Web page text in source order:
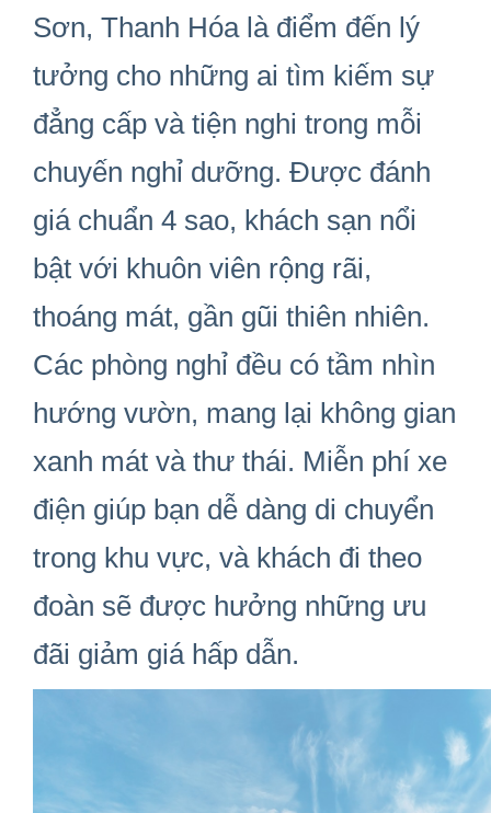
Sơn, Thanh Hóa là điểm đến lý
tưởng cho những ai tìm kiếm sự
đẳng cấp và tiện nghi trong mỗi
chuyến nghỉ dưỡng. Được đánh
giá chuẩn 4 sao, khách sạn nổi
bật với khuôn viên rộng rãi,
thoáng mát, gần gũi thiên nhiên.
Các phòng nghỉ đều có tầm nhìn
hướng vườn, mang lại không gian
xanh mát và thư thái. Miễn phí xe
điện giúp bạn dễ dàng di chuyển
trong khu vực, và khách đi theo
đoàn sẽ được hưởng những ưu
đãi giảm giá hấp dẫn.